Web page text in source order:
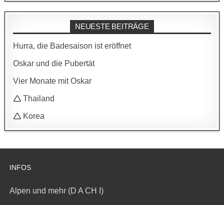
NEUESTE BEITRÄGE
Hurra, die Badesaison ist eröffnet
Oskar und die Pubertät
Vier Monate mit Oskar
🛆 Thailand
🛆 Korea
INFOS
Alpen und mehr (D A CH I)